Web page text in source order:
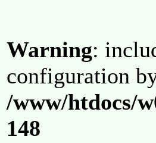
Warning:
configuration
/www/htdocs/
148